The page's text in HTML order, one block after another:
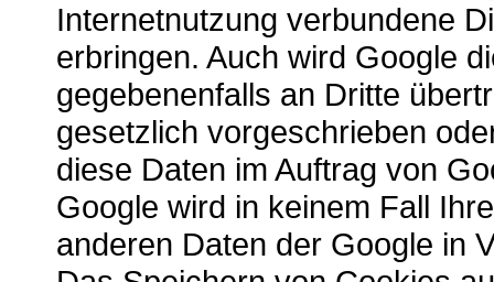
Internetnutzung verbundene
erbringen. Auch wird Google
gegebenenfalls an Dritte
gesetzlich vorgeschrieben
diese Daten im Auftrag von
Google wird in keinem Fall
anderen Daten der Google in